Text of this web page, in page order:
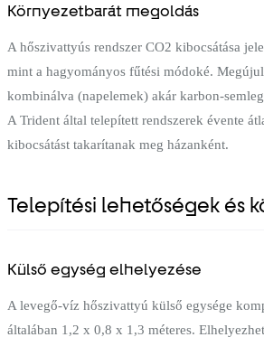
Környezetbarát megoldás
A hőszivattyús rendszer CO2 kibocsátása
mint a hagyományos fűtési módoké.
kombinálva (napelemek) akár karbon-
A Trident által telepített rendszerek évente
kibocsátást takarítanak meg házanként.
Telepítési lehetőségek és
Külső egység elhelyezése
A levegő-víz hőszivattyú külső egysége
általában 1,2 x 0,8 x 1,3 méteres.